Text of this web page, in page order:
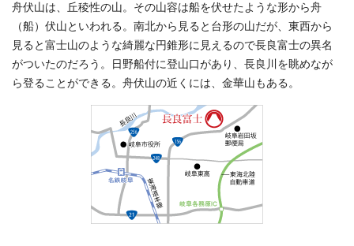
舟伏山は、丘稜性の山。その山容は船を伏せたような形から舟
（船）伏山といわれる。南北から見ると台形の山だが、東西から
見ると富士山のような綺麗な円錐形に見えるので長良富士の異名
がついたのだろう。日野船付に登山口があり、長良川を眺めなが
ら登ることができる。舟伏山の近くには、金華山もある。